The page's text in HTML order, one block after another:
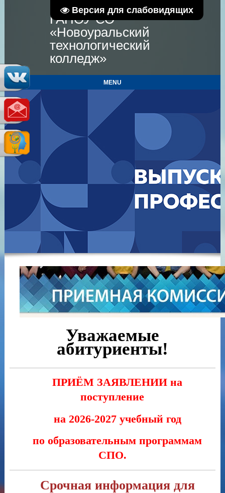
Версия для слабовидящих
ГАПОУ СО
«Новоуральский
технологический
колледж»
MENU
Уважаемые
абитуриенты!
ПРИЁМ ЗАЯВЛЕНИИ на
поступление
на 2026-2027 учебный год
по образовательным программам
СПО.
Срочная информация для